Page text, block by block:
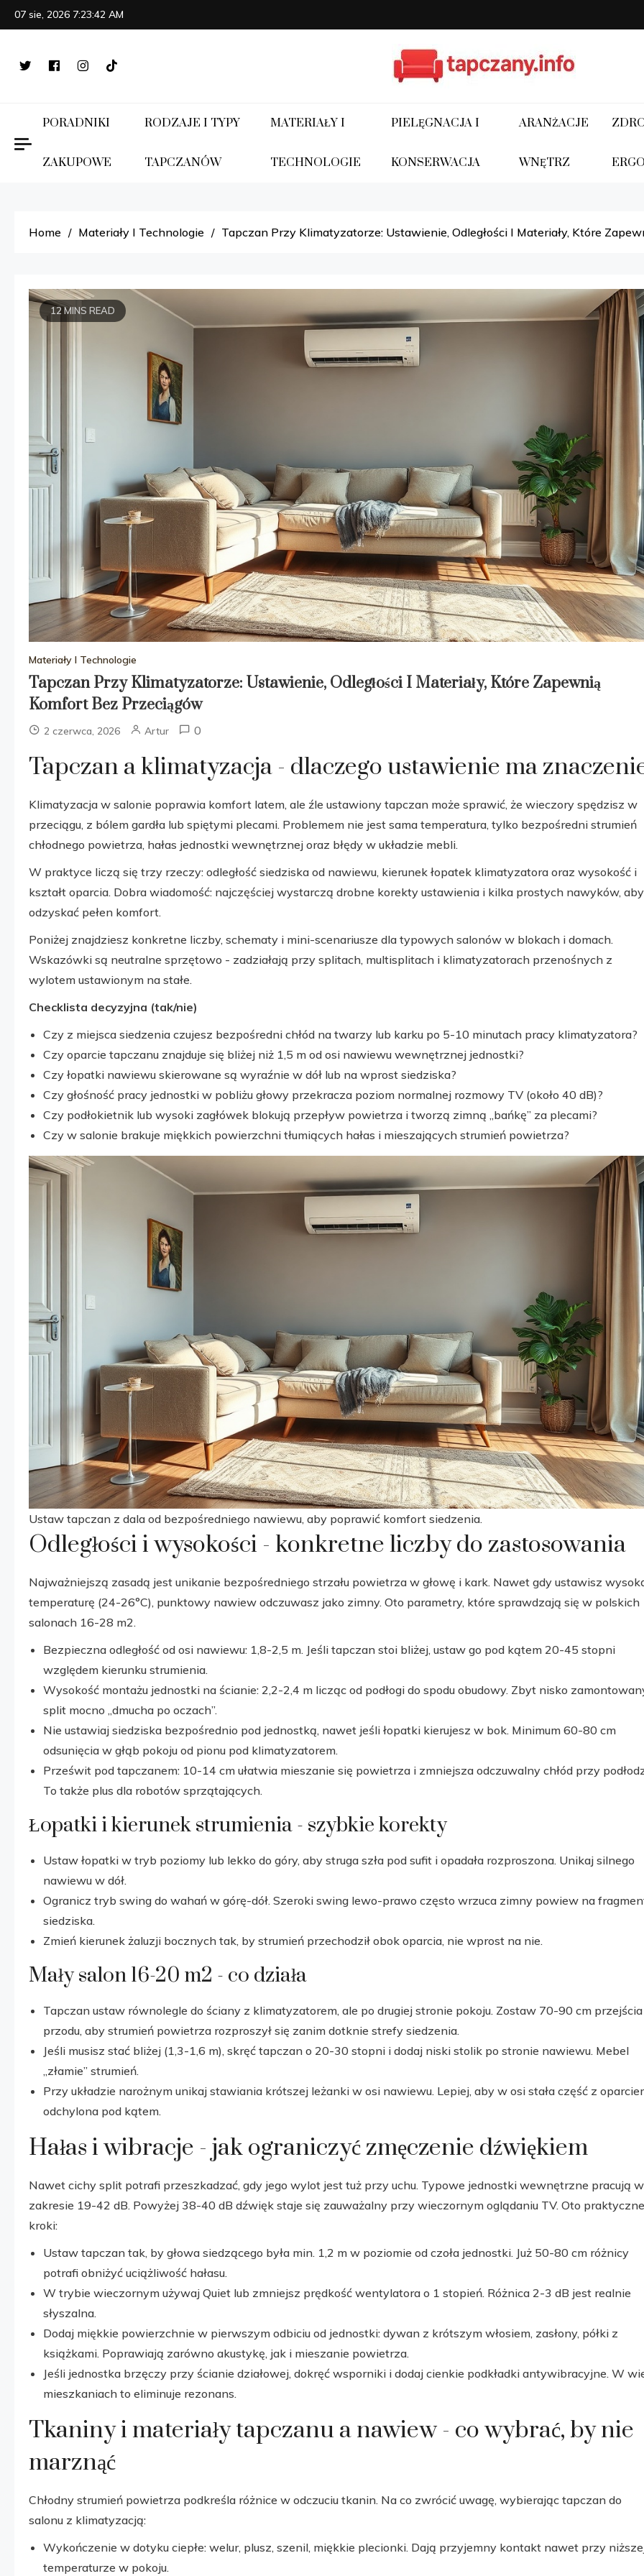
Skip
to
07 sie, 2026 7:23:44 AM
Tapczany.info
PORADNIKI
ZAKUPOWE
RODZAJE I TYPY
TAPCZANÓW
MATERIAŁY I
TECHNOLOGIE
PIELĘGNACJA I
KONSERWACJA
ARANŻACJE
WNĘTRZ
Home Materiały I Technologie Tapczan Przy Klimatyzatorze: Ustawienie, Odległości I Materiały, Które
12 MINS READ
Materiały I Technologie
Tapczan Przy Klimatyzatorze: Ustawienie, Odległości I Materiały, Które Zapewnią
Komfort Bez Przeciągów
2 czerwca, 2026 Artur 0
Tapczan a klimatyzacja - dlaczego ustawienie ma
Klimatyzacja w salonie poprawia komfort latem, ale źle ustawiony tapczan może sprawić, że wieczory spędzisz w
przeciągu, z bólem gardła lub spiętymi plecami. Problemem nie jest sama temperatura, tylko bezpośredni strumień
chłodnego powietrza, hałas jednostki wewnętrznej oraz błędy w układzie mebli.
W praktyce liczą się trzy rzeczy: odległość siedziska od nawiewu, kierunek łopatek klimatyzatora oraz wysokość i
kształt oparcia. Dobra wiadomość: najczęściej wystarczą drobne korekty ustawienia i kilka prostych nawyków, aby
odzyskać pełen komfort.
Poniżej znajdziesz konkretne liczby, schematy i mini-scenariusze dla typowych salonów w blokach i domach.
Wskazówki są neutralne sprzętowo - zadziałają przy splitach, multisplitach i klimatyzatorach przenośnych z
wylotem ustawionym na stałe.
Checklista decyzyjna (tak/nie)
Czy z miejsca siedzenia czujesz bezpośredni chłód na twarzy lub karku po 5-10 minutach pracy klimatyzatora?
Czy oparcie tapczanu znajduje się bliżej niż 1,5 m od osi nawiewu wewnętrznej jednostki?
Czy łopatki nawiewu skierowane są wyraźnie w dół lub na wprost siedziska?
Czy głośność pracy jednostki w pobliżu głowy przekracza poziom normalnej rozmowy TV (około 40 dB)?
Czy podłokietnik lub wysoki zagłówek blokują przepływ powietrza i tworzą zimną „bańkę” za plecami?
Czy w salonie brakuje miękkich powierzchni tłumiących hałas i mieszających strumień powietrza?
Ustaw tapczan z dala od bezpośredniego nawiewu, aby poprawić komfort siedzenia.
Odległości i wysokości - konkretne liczby do zastosowania
Najważniejszą zasadą jest unikanie bezpośredniego strzału powietrza w głowę i kark. Nawet gdy ustawisz
temperaturę (24-26°C), punktowy nawiew odczuwasz jako zimny. Oto parametry, które sprawdzają się w polskich
salonach 16-28 m2.
Bezpieczna odległość od osi nawiewu: 1,8-2,5 m. Jeśli tapczan stoi bliżej, ustaw go pod kątem 20-45 stopni
względem kierunku strumienia.
Wysokość montażu jednostki na ścianie: 2,2-2,4 m licząc od podłogi do spodu obudowy. Zbyt nisko
split mocno „dmucha po oczach”.
Nie ustawiaj siedziska bezpośrednio pod jednostką, nawet jeśli łopatki kierujesz w bok. Minimum 60-80 cm
odsunięcia w głąb pokoju od pionu pod klimatyzatorem.
Prześwit pod tapczanem: 10-14 cm ułatwia mieszanie się powietrza i zmniejsza odczuwalny chłód przy
To także plus dla robotów sprzątających.
Łopatki i kierunek strumienia - szybkie korekty
Ustaw łopatki w tryb poziomy lub lekko do góry, aby struga szła pod sufit i opadała rozproszona. Unikaj silnego
nawiewu w dół.
Ogranicz tryb swing do wahań w górę-dół. Szeroki swing lewo-prawo często wrzuca zimny powiew na
siedziska.
Zmień kierunek żaluzji bocznych tak, by strumień przechodził obok oparcia, nie wprost na nie.
Mały salon 16-20 m2 - co działa
Tapczan ustaw równolegle do ściany z klimatyzatorem, ale po drugiej stronie pokoju. Zostaw 70-90 cm
przodu, aby strumień powietrza rozproszył się zanim dotknie strefy siedzenia.
Jeśli musisz stać bliżej (1,3-1,6 m), skręć tapczan o 20-30 stopni i dodaj niski stolik po stronie nawiewu. Mebel
„złamie” strumień.
Przy układzie narożnym unikaj stawiania krótszej leżanki w osi nawiewu. Lepiej, aby w osi stała część z
odchylona pod kątem.
Hałas i wibracje - jak ograniczyć zmęczenie dźwiękiem
Nawet cichy split potrafi przeszkadzać, gdy jego wylot jest tuż przy uchu. Typowe jednostki wewnętrzne pracują w
zakresie 19-42 dB. Powyżej 38-40 dB dźwięk staje się zauważalny przy wieczornym oglądaniu TV. Oto praktyczne
kroki:
Ustaw tapczan tak, by głowa siedzącego była min. 1,2 m w poziomie od czoła jednostki. Już 50-80 cm różnicy
potrafi obniżyć uciążliwość hałasu.
W trybie wieczornym używaj Quiet lub zmniejsz prędkość wentylatora o 1 stopień. Różnica 2-3 dB jest realnie
słyszalna.
Dodaj miękkie powierzchnie w pierwszym odbiciu od jednostki: dywan z krótszym włosiem, zasłony, półki z
książkami. Poprawiają zarówno akustykę, jak i mieszanie powietrza.
Jeśli jednostka brzęczy przy ścianie działowej, dokręć wsporniki i dodaj cienkie podkładki antywibracyjne. W
mieszkaniach to eliminuje rezonans.
Tkaniny i materiały tapczanu a nawiew - co wybrać, by nie
marznąć
Chłodny strumień powietrza podkreśla różnice w odczuciu tkanin. Na co zwrócić uwagę, wybierając tapczan do
salonu z klimatyzacją:
Wykończenie w dotyku ciepłe: welur, plusz, szenil, miękkie plecionki. Dają przyjemny kontakt nawet przy
temperaturze w pokoju.